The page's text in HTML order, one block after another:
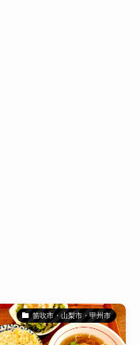
笛吹市・山梨市・甲州市